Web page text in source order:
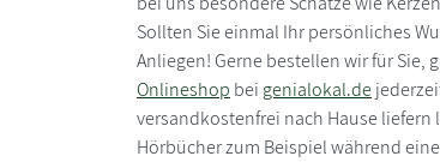
Sollten Sie einmal Ihr persönliches
Anliegen! Gerne bestellen wir für
Onlineshop bei genialokal.de
versandkostenfrei nach Hause
Hörbücher zum Beispiel während